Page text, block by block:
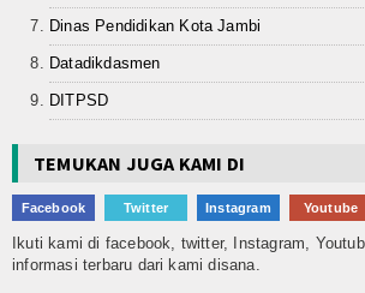
Dinas Pendidikan Kota Jambi
Datadikdasmen
DITPSD
TEMUKAN JUGA KAMI DI
Facebook Twitter Instagram Youtube
Ikuti kami di facebook, twitter, Instagram,
informasi terbaru dari kami disana.